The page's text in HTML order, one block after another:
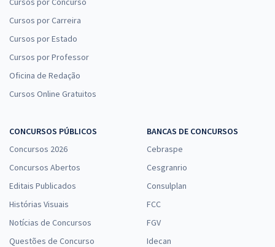
Cursos por Carreira
Cursos por Estado
Cursos por Professor
Oficina de Redação
Cursos Online Gratuitos
CONCURSOS PÚBLICOS
Concursos 2026
Concursos Abertos
Editais Publicados
Histórias Visuais
Notícias de Concursos
Questões de Concurso
BANCAS DE CONCURSOS
Cebraspe
Cesgranrio
Consulplan
FCC
FGV
Idecan